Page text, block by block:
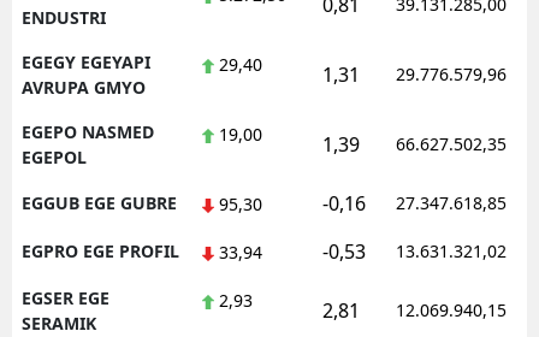
ENDUSTRI
39.131.285,00
EGEGY EGEYAPI
AVRUPA GMYO
29,40 1,31 29.776.579,96
EGEPO NASMED
EGEPOL
19,00 1,39 66.627.502,35
EGGUB EGE GUBRE 95,30 -0,16 27.347.618,85
EGPRO EGE PROFIL 33,94 -0,53 13.631.321,02
EGSER EGE
SERAMIK
2,93 2,81 12.069.940,15